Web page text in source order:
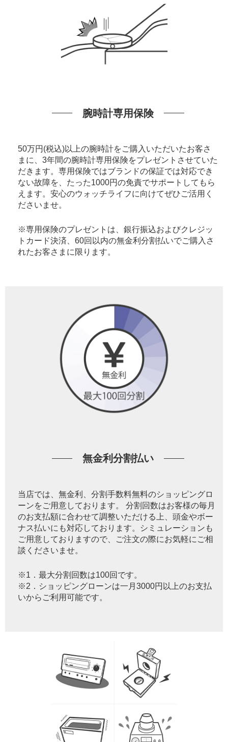
腕時計専用保険
50万円(税込)以上の腕時計をご購入いただいたお客さ
まに、3年間の腕時計専用保険をプレゼントさせていた
だきます。専用保険ではブランドの保証では対応でき
ない故障を、たった1000円の免責でサポートしてもら
えます。安心のウォッチライフに向けてぜひご活用く
ださいませ。
※専用保険のプレゼントは、銀行振込およびクレジッ
トカード決済、60回以内の無金利分割払いでご購入さ
れたお客さまに限ります。
無金利分割払い
当店では、無金利、分割手数料無料のショッピングロ
ーンをご用意しております。 分割回数はお客様の毎月
のお支払額に合わせて調整いただける上、頭金やボー
ナス払いにも対応しております。シミュレーションも
ご用意しておりますので、ご注文の際にお気軽にご相
談くださいませ。
※1．最大分割回数は100回です。
※2．ショッピングローンは一月3000円以上のお支払
いからご利用可能です。